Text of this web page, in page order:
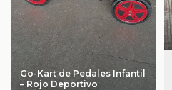
Go-Kart de Pedales Infantil
– Rojo Deportivo